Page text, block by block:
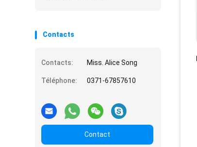
Contacts
Contacts: Miss. Alice Song
Téléphone: 0371-67857610
Contact